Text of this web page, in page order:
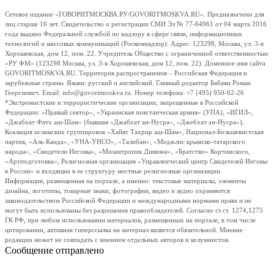
Сетевое издание «ГОВОРИТМОСКВА.РУ/GOVORITMOSKVA.RU». Предназначено для
лиц старше 16 лет. Свидетельство о регистрации СМИ Эл № 77-64961 от 04 марта 2016
года выдано Федеральной службой по надзору в сфере связи, информационных
технологий и массовых коммуникаций (Роскомнадзор). Адрес: 123298, Москва, ул. 3-я
Хорошевская, дом 12, пом. 22. Учредитель Общество с ограниченной ответственностью
«РУ ФМ» (123298 Москва, ул. 3-я Хорошевская, дом 12, пом. 22). Доменное имя сайта
GOVORITMOSKVA.RU. Территория распространения – Российская Федерация и
зарубежные страны. Языки: русский и английский. Главный редактор Бабаян Роман
Георгиевич. Email: info@govoritmoskva.ru. Номер телефона: +7 (495) 950-62-26
*Экстремистские и террористические организации, запрещенные в Российской
Федерации: «Правый сектор», «Украинская повстанческая армия» (УПА), «ИГИЛ»,
«Джабхат Фатх аш-Шам» (бывшая «Джабхат ан-Нусра», «Джебхат ан-Нусра»),
Коалиция исламских группировок «Хайят Тахрир аш-Шам», Национал-Большевистская
партия, «Аль-Каида», «УНА-УНСО», «Талибан», «Меджлис крымско-татарского
народа», «Свидетели Иеговы», «Мизантропик Дивижн», «Братство» Корчинского,
«Артподготовка», Религиозная организация «Управленческий центр Свидетелей Иеговы
в России» и входящие в ее структуру местные религиозные организации.
Информация, размещенная на портале, а именно: текстовые материалы, элементы
дизайна, логотипы, товарные знаки, фотографии, видео и аудио охраняются
законодательством Российской Федерации и международными нормами права и не
могут быть использованы без разрешения правообладателей. Согласно ст.ст. 1274,1275
ГК РФ, при любом использовании материалов, размещенных на портале, в том числе
цитировании, активная гиперссылка на материал является обязательной. Мнение
редакции может не совпадать с мнением отдельных авторов и колумнистов.
Сообщение отправлено